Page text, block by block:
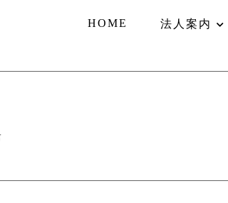
HOME 法人案内